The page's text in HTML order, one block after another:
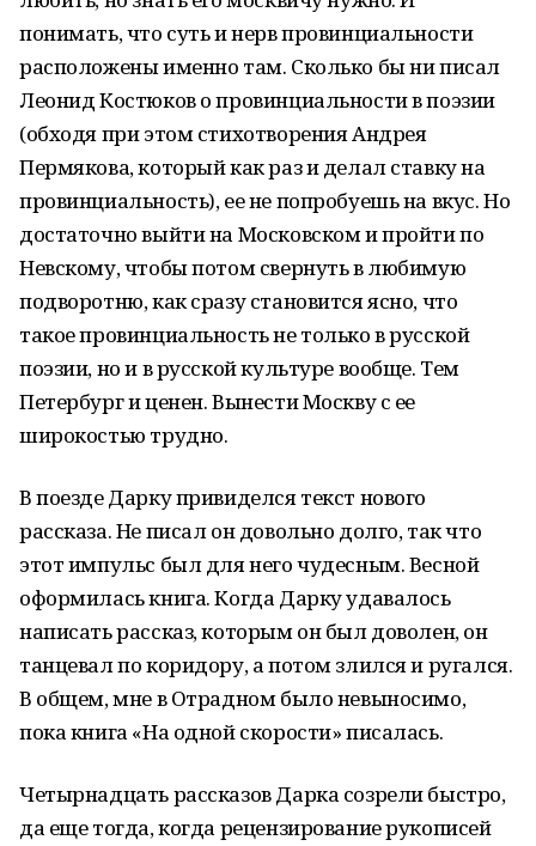
понимать, что суть и нерв провинциальности
расположены именно там. Сколько бы ни писал
Леонид Костюков о провинциальности в поэзии
(обходя при этом стихотворения Андрея
Пермякова, который как раз и делал ставку на
провинциальность), ее не попробуешь на вкус. Но
достаточно выйти на Московском и пройти по
Невскому, чтобы потом свернуть в любимую
подворотню, как сразу становится ясно, что
такое провинциальность не только в русской
поэзии, но и в русской культуре вообще. Тем
Петербург и ценен. Вынести Москву с ее
широкостью трудно.
В поезде Дарку привиделся текст нового
рассказа. Не писал он довольно долго, так что
этот импульс был для него чудесным. Весной
оформилась книга. Когда Дарку удавалось
написать рассказ, которым он был доволен, он
танцевал по коридору, а потом злился и ругался.
В общем, мне в Отрадном было невыносимо,
пока книга «На одной скорости» писалась.
Четырнадцать рассказов Дарка созрели быстро,
да еще тогда, когда рецензирование рукописей